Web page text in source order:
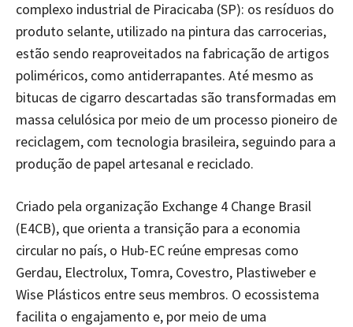
complexo industrial de Piracicaba (SP): os resíduos do
produto selante, utilizado na pintura das carrocerias,
estão sendo reaproveitados na fabricação de artigos
poliméricos, como antiderrapantes. Até mesmo as
bitucas de cigarro descartadas são transformadas em
massa celulósica por meio de um processo pioneiro de
reciclagem, com tecnologia brasileira, seguindo para a
produção de papel artesanal e reciclado.
Criado pela organização Exchange 4 Change Brasil
(E4CB), que orienta a transição para a economia
circular no país, o Hub-EC reúne empresas como
Gerdau, Electrolux, Tomra, Covestro, Plastiweber e
Wise Plásticos entre seus membros. O ecossistema
facilita o engajamento e, por meio de uma